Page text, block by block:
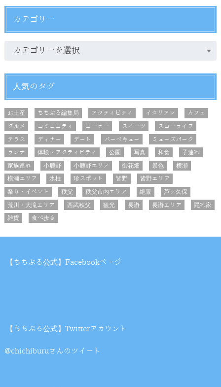
カテゴリー
人気のタグ
お土産 ちちぶる編集局 アクティビティ イタリアン
カフェ
グルメ
コミュニティ コーヒー スイーツ
スローライフ
テラス
ディナー デート バーベキュー
ミューズパーク
ランチ
体験・アクティビティ 公園 写真 和食
子連れ
家族連れ
小鹿野 小鹿野エリア 御花畑 景色
横瀬
横瀬エリア
氷柱 珍スポット 皆野
皆野エリア
祭り・イベント
秩父 秩父市内エリア 絶景
芦ヶ久保
荒川・大滝エリア
西武秩父 観光 長瀞 長瀞エリア
隠れ家
雑貨
食べ歩き
【ちちぶる公式】Facebookページ
【ちちぶる公式】Twitterアカウント
@chichiburuさんのツイート